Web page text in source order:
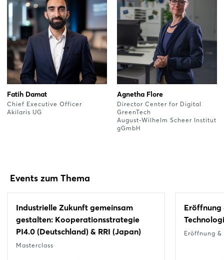
Fatih Damat
Chief Executive Officer
Akilaris UG
Agnetha Flore
Director Center for Digital
GreenTech
August-Wilhelm Scheer Institut
gGmbH
Events zum Thema
Industrielle Zukunft gemeinsam
gestalten: Kooperationsstrategie
PI4.0 (Deutschland) & RRI (Japan)
Masterclass
Eröffnung
Eröffnung